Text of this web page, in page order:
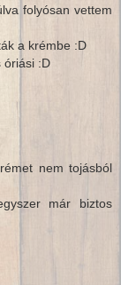
folyósan vettem
a krémbe :D
óriási :D
nem tojásból
már biztos